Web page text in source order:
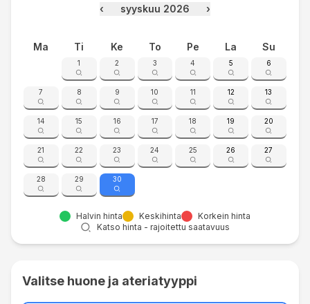
‹ syyskuu 2026 ›
Ma Ti Ke To Pe La Su
1 2 3 4 5 6
7 8 9 10 11 12 13
14 15 16 17 18 19 20
21 22 23 24 25 26 27
28 29 30
Halvin hinta Keskihinta
Korkein hinta
Katso hinta - rajoitettu saatavuus
Valitse huone ja ateriatyyppi